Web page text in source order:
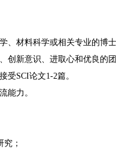
、材料科学或相关专业的博
创新意识、进取心和优良的团
受SCI论文1-2篇。
能力。
；